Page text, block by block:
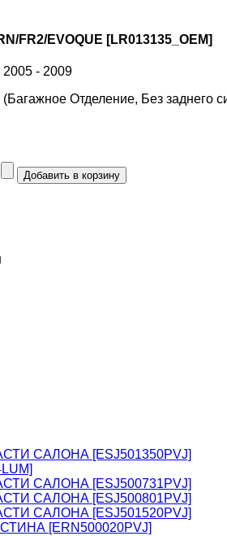
FR2/EVOQUE [LR013135_OEM]
- 2009
(Багажное Отделение, Без заднего
САЛОНА [ESJ501350PVJ]
САЛОНА [ESJ500731PVJ]
САЛОНА [ESJ500801PVJ]
САЛОНА [ESJ501520PVJ]
[ERN500020PVJ]